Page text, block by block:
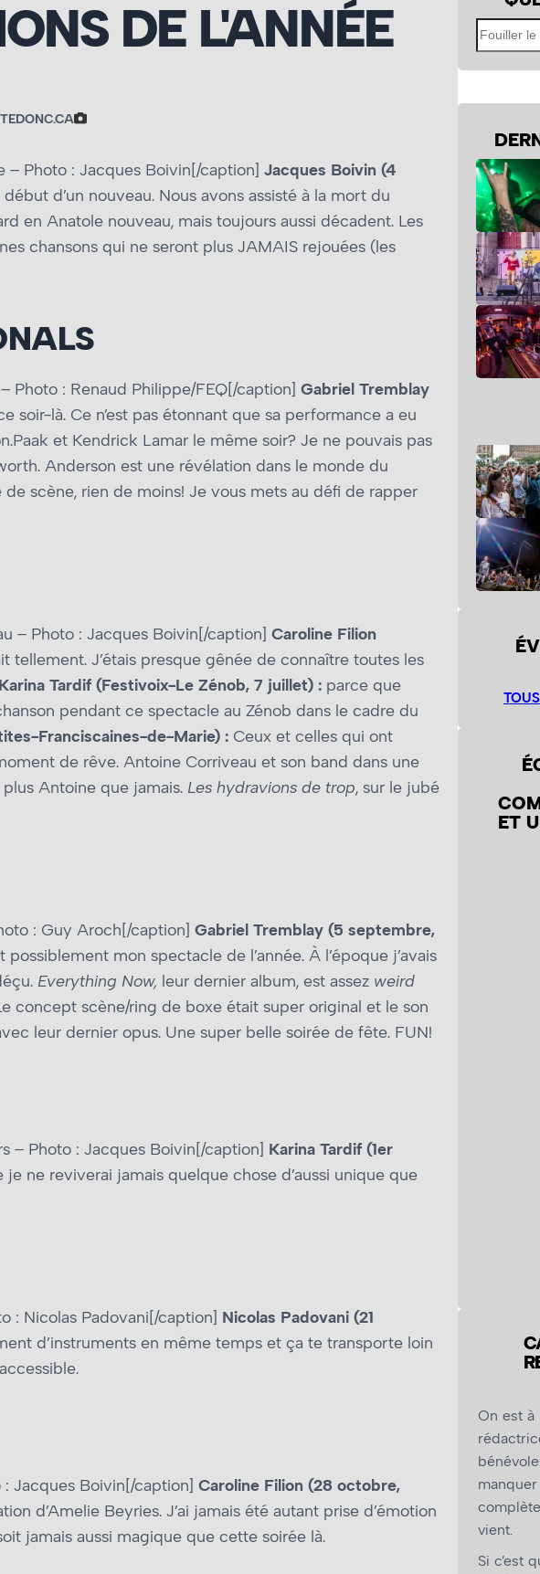
DE L'ANNÉE
– Photo : Jacques Boivin[/caption] Jacques Boivin (4
d’un nouveau. Nous avons assisté à la mort du
en Anatole nouveau, mais toujours aussi décadent. Les
chansons qui ne seront plus JAMAIS rejouées (les
Photo : Renaud Philippe/FEQ[/caption] Gabriel Tremblay
là. Ce n’est pas étonnant que sa performance a eu
et Kendrick Lamar le même soir? Je ne pouvais pas
Anderson est une révélation dans le monde du
scène, rien de moins! Je vous mets au défi de rapper
– Photo : Jacques Boivin[/caption] Caroline Filion
tellement. J’étais presque gênée de connaître toutes les
Karina Tardif (Festivoix-Le Zénob, 7 juillet) : parce que
pendant ce spectacle au Zénob dans le cadre du
Franciscaines-de-Marie) : Ceux et celles qui ont
de rêve. Antoine Corriveau et son band dans une
Antoine que jamais. Les hydravions de trop, sur le jubé
: Guy Aroch[/caption] Gabriel Tremblay (5 septembre,
mon spectacle de l’année. À l’époque j’avais
Everything Now, leur dernier album, est assez weird
concept scène/ring de boxe était super original et le son
leur dernier opus. Une super belle soirée de fête. FUN!
– Photo : Jacques Boivin[/caption] Karina Tardif (1er
ne reviverai jamais quelque chose d’aussi unique que
: Nicolas Padovani[/caption] Nicolas Padovani (21
d’instruments en même temps et ça te transporte loin
Jacques Boivin[/caption] Caroline Filion (28 octobre,
d’Amelie Beyries. J’ai jamais été autant prise d’émotion
jamais aussi magique que cette soirée là.
Fouiller
le
site
ET
On est
vient.
Si c’est